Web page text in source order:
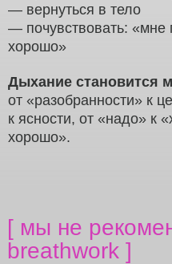
Дыхание становится
от «разобранности» к
к ясности, от «надо» к
хорошо».
— вернуться в тело
— почувствовать: «мне
хорошо»
[ мы не
breathwork ]